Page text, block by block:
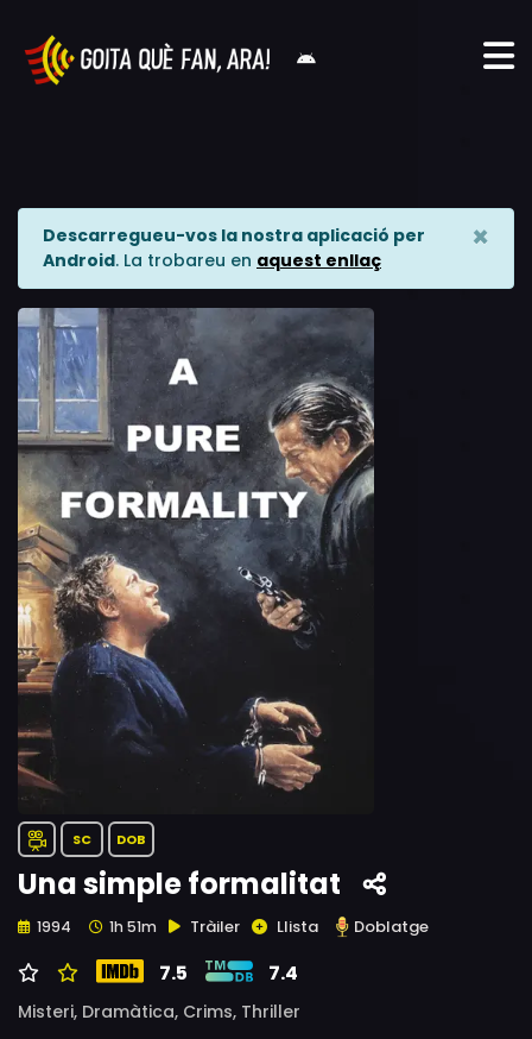
Descarregueu-vos la nostra aplicació per
Android. La trobareu en aquest enllaç
×
SC DOB
Una simple formalitat
1994 1h 51m Tràiler Llista Doblatge
7.5 7.4
Misteri, Dramàtica, Crims, Thriller